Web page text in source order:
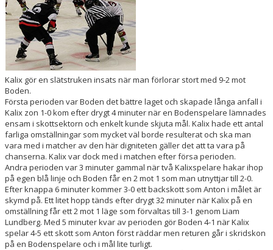
HOCKEYETTAN
Kalix gör en slätstruken insats när man förlorar stort med 9-2 mot
Boden.
Första perioden var Boden det bättre laget och skapade långa anfall i
Kalix zon 1-0 kom efter drygt 4 minuter när en Bodenspelare lämnades
ensam i skottsektorn och enkelt kunde skjuta mål. Kalix hade ett antal
farliga omställningar som mycket väl borde resulterat och ska man
vara med i matcher av den här digniteten gäller det att ta vara på
chanserna. Kalix var dock med i matchen efter försa perioden.
Andra perioden var 3 minuter gammal när två Kalixspelare hakar ihop
på egen blå linje och Boden får en 2 mot 1 som man utnyttjar till 2-0.
Efter knappa 6 minuter kommer 3-0 ett backskott som Anton i målet är
skymd på. Ett litet hopp tänds efter drygt 32 minuter när Kalix på en
omställning får ett 2 mot 1 läge som förvaltas till 3-1 genom Liam
Lundberg. Med 5 minuter kvar av perioden gör Boden 4-1 när Kalix
spelar 4-5 ett skott som Anton först räddar men returen går i skridskon
på en Bodenspelare och i mål lite turligt.